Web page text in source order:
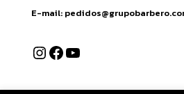
E-mail:
Instagram
Facebook